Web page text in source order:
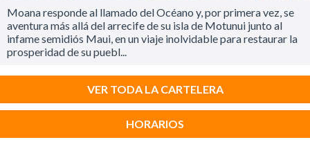
Moana responde al llamado del Océano y, por primera vez, se
aventura más allá del arrecife de su isla de Motunui junto al
infame semidiós Maui, en un viaje inolvidable para restaurar la
prosperidad de su puebl...
VER TODA LA CARTELERA
HORARIOS